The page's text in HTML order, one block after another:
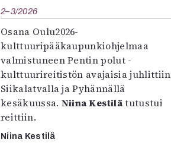
2–3/2026
Osana Oulu2026-
kulttuuripääkaupunkiohjelmaa
valmistuneen Pentin polut -
kulttuurireitistön avajaisia juhlittiin
Siikalatvalla ja Pyhännällä
kesäkuussa. Niina Kestilätutustui
reittiin.
Niina Kestilä